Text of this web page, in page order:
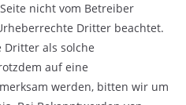
nicht vom Betreiber
Dritter beachtet.
als solche
auf eine
werden, bitten wir um